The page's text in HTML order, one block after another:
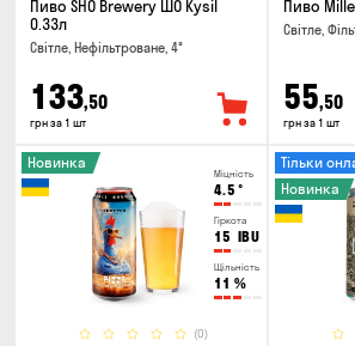
Пиво SHO Brewery ШО Kysil
0.33л
Світле, Нефільтроване, 4°
133,50
грн за 1 шт
Пиво
Світле,
55,50
грн за 1 шт
Міцність
4.5 °
Гіркота
15 IBU
Щільність
11 %
(0)
Новинка
Тільки
Новинка